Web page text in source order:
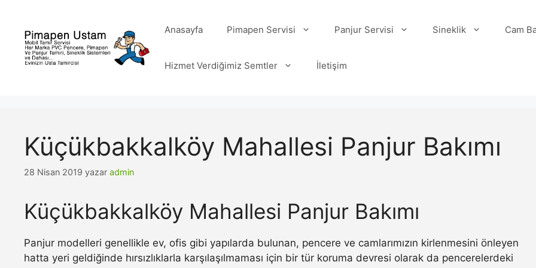
Anasayfa Pimapen Servisi Panjur Servisi Sineklik Cam
Hizmet Verdiğimiz Semtler İletişim
Küçükbakkalköy Mahallesi Panjur Bakımı
28 Nisan 2019 yazar admin
Küçükbakkalköy Mahallesi Panjur Bakımı
Panjur modelleri genellikle ev, ofis gibi yapılarda bulunan, pencere ve camlarımızın kirlenmesini önleyen
hatta yeri geldiğinde hırsızlıklarla karşılaşılmaması için bir tür koruma devresi olarak da pencerelerdeki